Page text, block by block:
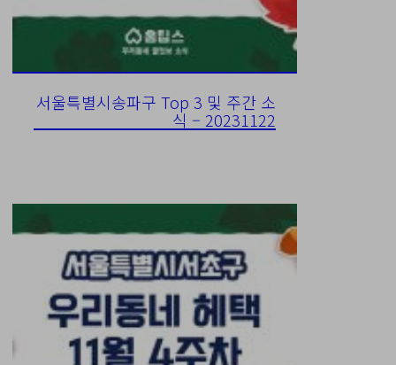
서울특별시송파구 Top 3 및 주간 소
식 – 20231122